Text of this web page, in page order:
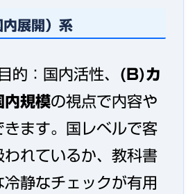
展開）系
的：国内活性、 (B)カ
内規模の視点で内容や
きます。国レベルで客
われているか、教科書
静なチェックが有用